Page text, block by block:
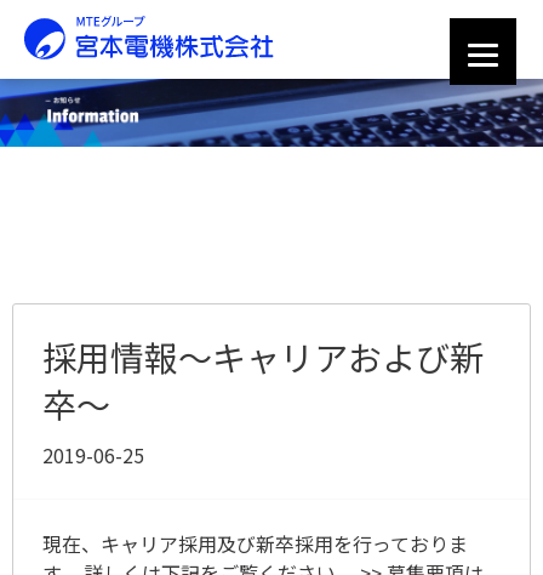
採用情報〜キャリアおよび新
卒〜
2019-06-25
現在、キャリア採用及び新卒採用を行っておりま